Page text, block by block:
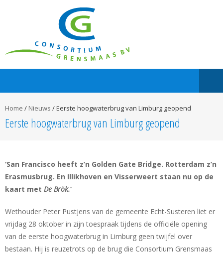
Home / Nieuws /Eerste hoogwaterbrug van Limburg geopend
Eerste hoogwaterbrug van Limburg geopend
‘San Francisco heeft z’n Golden Gate Bridge. Rotterdam z’n
Erasmusbrug. En Illikhoven en Visserweert staan nu op de
kaart met De Brök.‘
Wethouder Peter Pustjens van de gemeente Echt-Susteren liet er
vrijdag 28 oktober in zijn toespraak tijdens de officiële opening
van de eerste hoogwaterbrug in Limburg geen twijfel over
bestaan. Hij is reuzetrots op de brug die Consortium Grensmaas